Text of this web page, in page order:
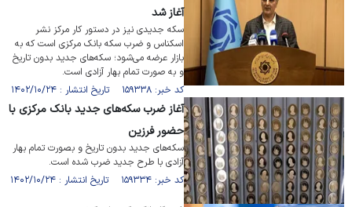
آغاز شد
سکه جدیدی نیز در دستور کار مرکز نشر
اسکناس و ضرب سکه بانک مرکزی است که به
بازار عرضه می‌شود؛ سکه‌های جدید بدون تاریخ
و به صورت تمام بهار آزادی است.
کد خبر: ۱۵۹۳۳۸ تاریخ انتشار : ۱۴۰۲/۱۰/۲۴
آغاز ضرب سکه‌های جدید بانک مرکزی با
حضور فرزین
سکه‌های جدید بدون تاریخ و بصورت تمام بهار
آزادی با طرح جدید ضرب شده است.
کد خبر: ۱۵۹۳۳۴ تاریخ انتشار : ۱۴۰۲/۱۰/۲۴